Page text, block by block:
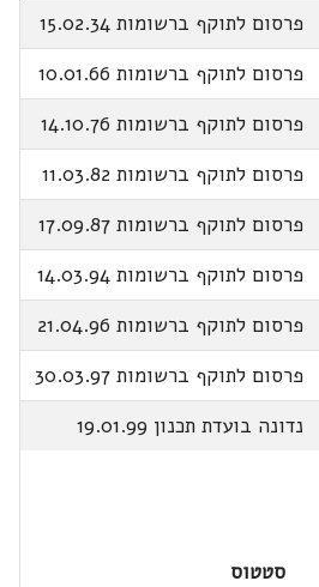
פרסום לתוקף ברשומות 15.02.34
פרסום לתוקף ברשומות 10.01.66
פרסום לתוקף ברשומות 14.10.76
פרסום לתוקף ברשומות 11.03.82
פרסום לתוקף ברשומות 17.09.87
פרסום לתוקף ברשומות 14.03.94
פרסום לתוקף ברשומות 21.04.96
פרסום לתוקף ברשומות 30.03.97
נדונה בועדת תכנון 19.01.99
סטטוס